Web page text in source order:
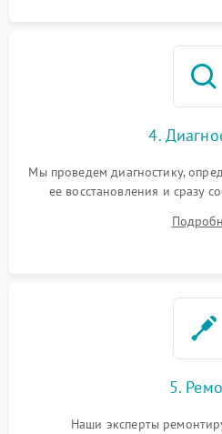
4.
Мы проведем диагностику,
ее восстановления и сразу
5.
Наши эксперты